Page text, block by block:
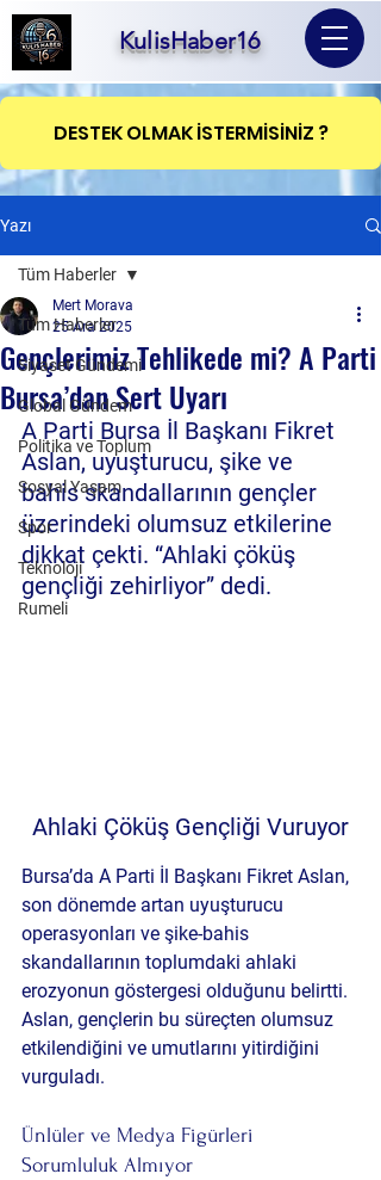
KulisHaber16
DESTEK OLMAK İSTERMİSİNİZ ?
Yazı
Tüm Haberler
Siyaset Gündemi
Global Gündem
Politika ve Toplum
Sosyal Yaşam
Spor
Teknoloji
Rumeli
Tüm Haberler
Gençlerimiz Tehlikede mi? A Parti
Bursa’dan Sert Uyarı
Mert Morava
25 Ara 2025
A Parti Bursa İl Başkanı Fikret
Aslan, uyuşturucu, şike ve
bahis skandallarının gençler
üzerindeki olumsuz etkilerine
dikkat çekti. “Ahlaki çöküş
gençliği zehirliyor” dedi.
Ahlaki Çöküş Gençliği Vuruyor
Bursa’da A Parti İl Başkanı Fikret Aslan,
son dönemde artan uyuşturucu
operasyonları ve şike-bahis
skandallarının toplumdaki ahlaki
erozyonun göstergesi olduğunu belirtti.
Aslan, gençlerin bu süreçten olumsuz
etkilendiğini ve umutlarını yitirdiğini
vurguladı.
Ünlüler ve Medya Figürleri
Sorumluluk Almıyor